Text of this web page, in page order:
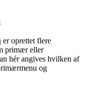
er oprettet flere
primær eller
hér angives hvilken af
og